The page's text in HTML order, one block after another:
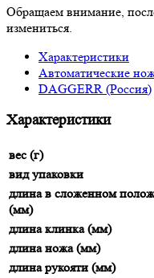
Обращаем внимание,
измениться.
Характеристики
Автоматические
DAGGERR (Россия)
Характеристики
вес (г)
вид упаковки
длина в сложенном
(мм)
длина клинка (мм)
длина ножа (мм)
длина рукояти (мм)